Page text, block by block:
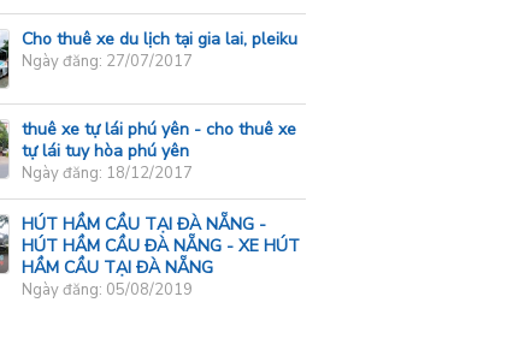
Cho thuê xe du lịch tại gia lai, pleiku
Ngày đăng: 27/07/2017
thuê xe tự lái phú yên - cho thuê xe
tự lái tuy hòa phú yên
Ngày đăng: 18/12/2017
HÚT HẦM CẦU TẠI ĐÀ NẴNG -
HÚT HẦM CẦU ĐÀ NẴNG - XE HÚT
HẦM CẦU TẠI ĐÀ NẴNG
Ngày đăng: 05/08/2019